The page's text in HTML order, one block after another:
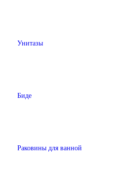
Унитазы
Биде
Раковины для ванной